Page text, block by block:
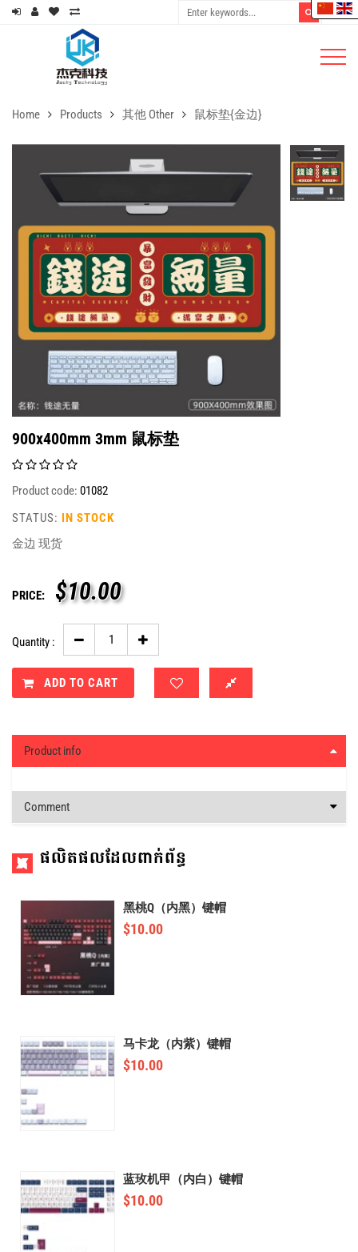
Home Products 其他 Other 鼠标垫{金边}
900x400mm 3mm 鼠标垫
Product code: 01082
STATUS: IN STOCK
金边 现货
PRICE: $10.00
Quantity :
ADD TO CART
Product info
Comment
ផលិតផលដែលពាក់ព័ន្ធ
黑桃Q（内黑）键帽
$10.00
马卡龙（内紫）键帽
$10.00
蓝玫机甲（内白）键帽
$10.00